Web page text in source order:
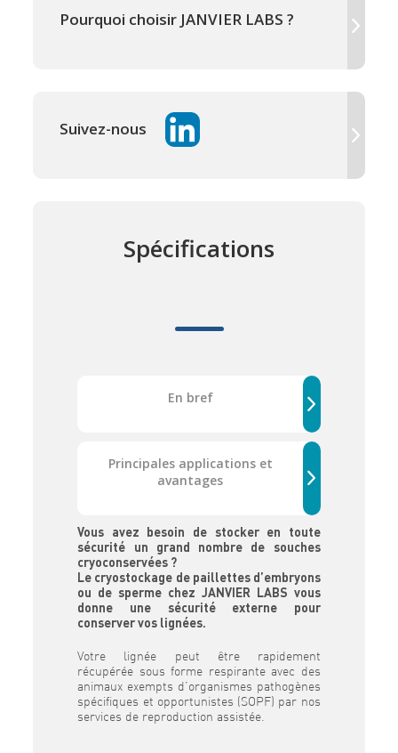
Pourquoi choisir JANVIER LABS ?
Suivez-nous
Spécifications
En bref
Principales applications et
avantages
Vous avez besoin de stocker en toute
sécurité un grand nombre de souches
cryoconservées ?
Le cryostockage de paillettes d’embryons
ou de sperme chez JANVIER LABS vous
donne une sécurité externe pour
conserver vos lignées.
Votre lignée peut être rapidement
récupérée sous forme respirante avec des
animaux exempts d’organismes pathogènes
spécifiques et opportunistes (SOPF) par nos
services de reproduction assistée.